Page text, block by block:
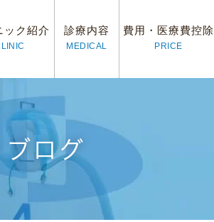
ック紹介
力 院長紹介
プライバシーポリシー
診療内容
MEDICAL
美治療 矯正歯科
費用・医療費控除
PRICE
ブログ